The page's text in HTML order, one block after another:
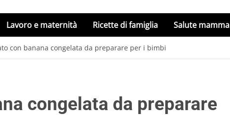
Lavoro e maternità Ricette di famiglia Salute mamma
con banana congelata da preparare per i bimbi
congelata da preparare